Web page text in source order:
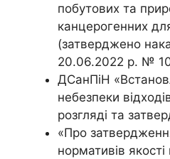
побутових та
канцерогенних
(затверджено
20.06.2022 р. №
ДСанПіН
небезпеки
розгляді та
«Про
нормативів